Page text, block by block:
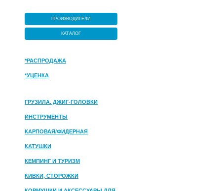
ПРОИЗВОДИТЕЛИ
КАТАЛОГ
*РАСПРОДАЖА
*УЦЕНКА
ГРУЗИЛА, ДЖИГ-ГОЛОВКИ
ИНСТРУМЕНТЫ
КАРПОВАЯ/ФИДЕРНАЯ
КАТУШКИ
КЕМПИНГ И ТУРИЗМ
КИВКИ, СТОРОЖКИ